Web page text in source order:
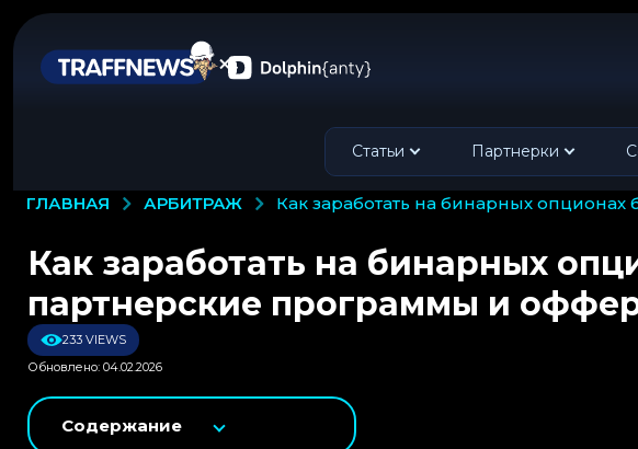
Статьи Партнерки
ГЛАВНАЯ АРБИТРАЖ как заработать на бинарных
Как заработать на бинарных
партнерские программы и
233 VIEWS
Обновлено: 04.02.2026
Содержание